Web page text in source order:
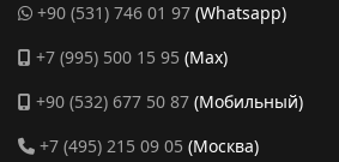
+90 (531) 746 01 97 (Whatsapp)
+7 (995) 500 15 95 (Max)
+90 (532) 677 50 87 (Мобильный)
+7 (495) 215 09 05 (Москва)